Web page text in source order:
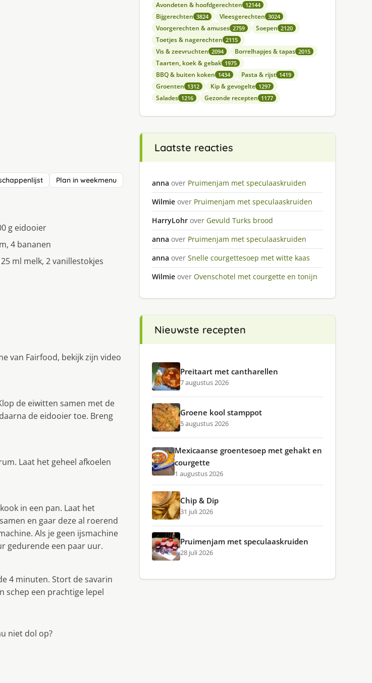
Plan in weekmenu
g eidooier
4 bananen
ml melk, 2 vanillestokjes
van Fairfood, bekijk zijn video
de eiwitten samen met de
de eidooier toe. Breng
Laat het geheel afkoelen
in een pan. Laat het
en gaar deze al roerend
Als je geen ijsmachine
gedurende een paar uur.
4 minuten. Stort de savarin
schep een prachtige lepel
niet dol op?
Avondeten & hoofdgerechten 12144
Bijgerechten 3824 Vleesgerechten 3024
Voorgerechten & amuses 2759 Soepen 2120
Toetjes & nagerechten 2115
Vis & zeevruchten 2094 Borrelhapjes & tapas 2015
Taarten, koek & gebak 1975
BBQ & buiten koken 1434 Pasta & rijst 1419
Groenten 1312 Kip & gevogelte 1297
Salades 1216 Gezonde recepten 1177
Laatste reacties
anna over Pruimenjam met speculaaskruiden
Wilmie over Pruimenjam met speculaaskruiden
HarryLohr over Gevuld Turks brood
anna over Pruimenjam met speculaaskruiden
anna over Snelle courgettesoep met witte kaas
Wilmie over Ovenschotel met courgette en tonijn
Nieuwste recepten
Preitaart met cantharellen
7 augustus 2026
Groene kool stamppot
5 augustus 2026
Mexicaanse groentesoep met gehakt en
courgette
1 augustus 2026
Chip & Dip
31 juli 2026
Pruimenjam met speculaaskruiden
28 juli 2026